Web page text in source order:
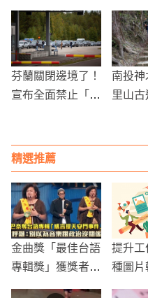
洩漏
芬蘭關閉邊境了！
宣布全面禁止「俄
南投神
里山
精選推薦
金曲獎「最佳台語
專輯獎」獲獎者發
提升工
種圖片